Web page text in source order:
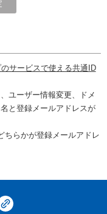
サービスで使える共通ID
ユーザー情報変更、ドメ
と登録メールアドレスが
ちらかが登録メールアドレ
copy